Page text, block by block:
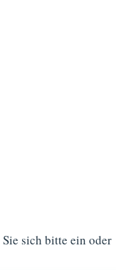
sich bitte ein oder